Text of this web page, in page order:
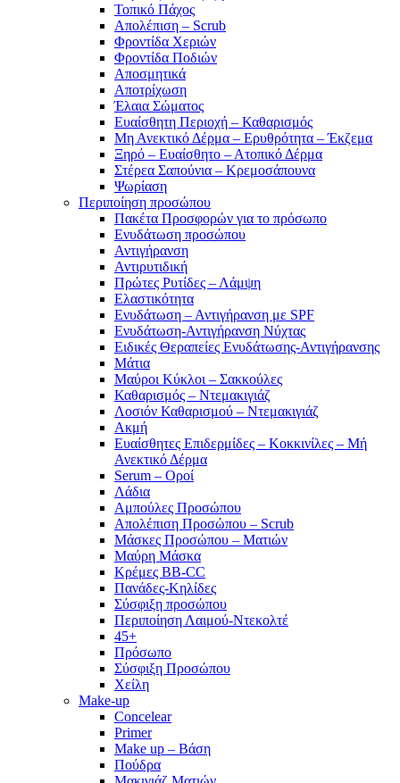
Τοπικό Πάχος
Απολέπιση – Scrub
Φροντίδα Χεριών
Φροντίδα Ποδιών
Αποσμητικά
Αποτρίχωση
Έλαια Σώματος
Ευαίσθητη Περιοχή – Καθαρισμός
Μη Ανεκτικό Δέρμα – Ερυθρότητα – Έκζεμα
Ξηρό – Ευαίσθητο – Ατοπικό Δέρμα
Στέρεα Σαπούνια – Κρεμοσάπουνα
Ψωρίαση
Περιποίηση προσώπου
Πακέτα Προσφορών για το πρόσωπο
Ενυδάτωση προσώπου
Αντιγήρανση
Αντιρυτιδική
Πρώτες Ρυτίδες – Λάμψη
Ελαστικότητα
Ενυδάτωση – Αντιγήρανση με SPF
Ενυδάτωση-Αντιγήρανση Νύχτας
Ειδικές Θεραπείες Ενυδάτωσης-Αντιγήρανσης
Μάτια
Μαύροι Κύκλοι – Σακκούλες
Καθαρισμός – Ντεμακιγιάζ
Λοσιόν Καθαρισμού – Ντεμακιγιάζ
Ακμή
Ευαίσθητες Επιδερμίδες – Κοκκινίλες – Μή
Ανεκτικό Δέρμα
Serum – Οροί
Λάδια
Αμπούλες Προσώπου
Απολέπιση Προσώπου – Scrub
Μάσκες Προσώπου – Ματιών
Μαύρη Μάσκα
Κρέμες BB-CC
Πανάδες-Κηλίδες
Σύσφιξη προσώπου
Περιποίηση Λαιμού-Ντεκολτέ
45+
Πρόσωπο
Σύσφιξη Προσώπου
Χείλη
Make-up
Concelear
Primer
Make up – Βάση
Πούδρα